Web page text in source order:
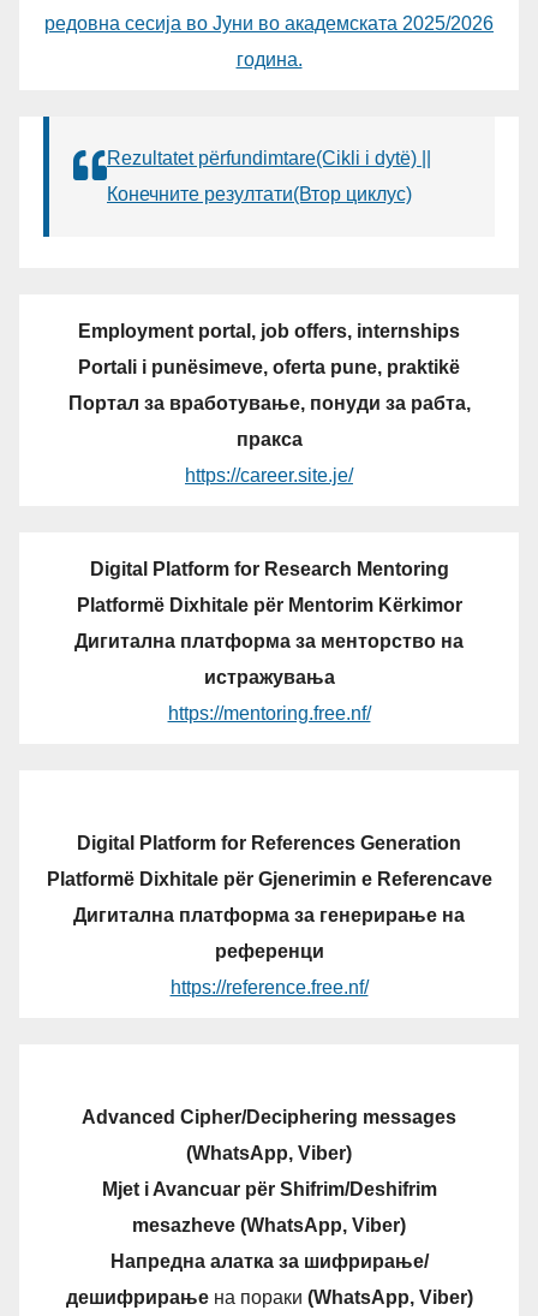
редовна сесија во Јуни во академската 2025/2026
година.
Rezultatet përfundimtare(Cikli i dytë) ||
Конечните резултати(Втор циклус)
Employment portal, job offers, internships
Portali i punësimeve, oferta pune, praktikë
Портал за вработување, понуди за рабта,
пракса
https://career.site.je/
Digital Platform for Research Mentoring
Platformë Dixhitale për Mentorim Kërkimor
Дигитална платформа за менторство на
истражувања
https://mentoring.free.nf/
Digital Platform for References Generation
Platformë Dixhitale për Gjenerimin e Referencave
Дигитална платформа за генерирање на
референци
https://reference.free.nf/
Advanced Cipher/Deciphering messages
(WhatsApp, Viber)
Mjet i Avancuar për Shifrim/Deshifrim
mesazheve (WhatsApp, Viber)
Напредна алатка за шифрирање/
дешифрирањена пораки (WhatsApp, Viber)